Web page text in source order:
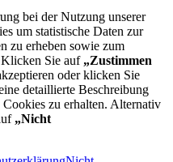
bei der Nutzung unserer
um statistische Daten zur
zu erheben sowie zum
Sie auf „Zustimmen
oder klicken Sie
detaillierte Beschreibung
zu erhalten. Alternativ
„Nicht